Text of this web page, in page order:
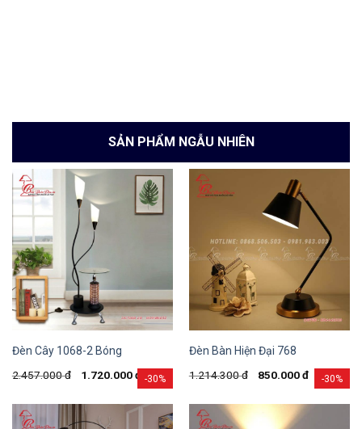
SẢN PHẨM NGẪU NHIÊN
-30%
Đèn Cây 1068-2 Bóng
2.457.000đ 1.720.000đ -30%
Đèn Bàn Hiện Đại 768
1.214.300đ 850.000đ